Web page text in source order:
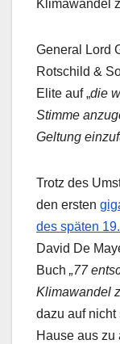
Klimawandel
General Lord
Rotschild &
Elite auf „die
Stimme
Geltung
Trotz des
den ersten
des späten
David De
Buch „77
Klimawandel
dazu auf nicht
Hause aus